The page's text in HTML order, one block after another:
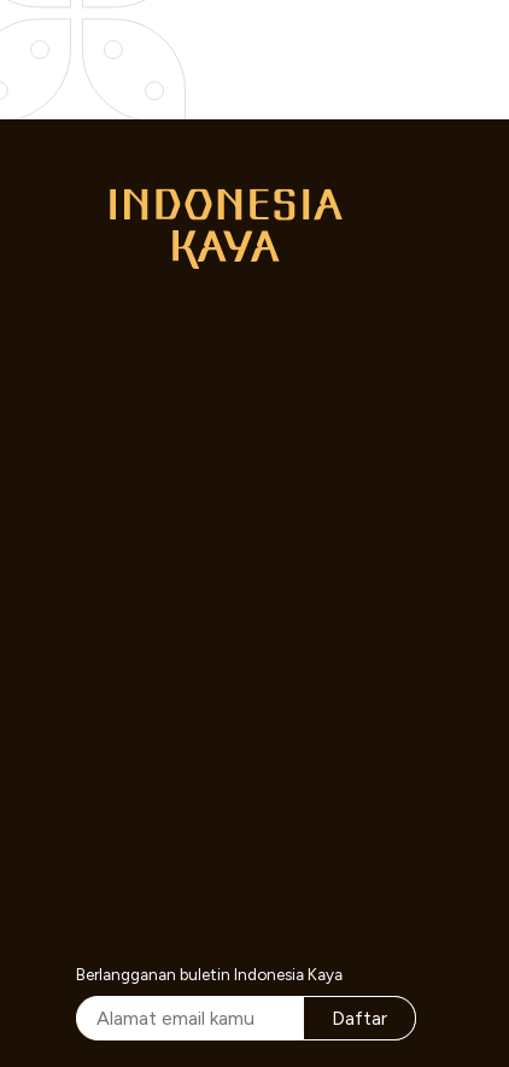
Berlangganan buletin Indonesia Kaya
Daftar